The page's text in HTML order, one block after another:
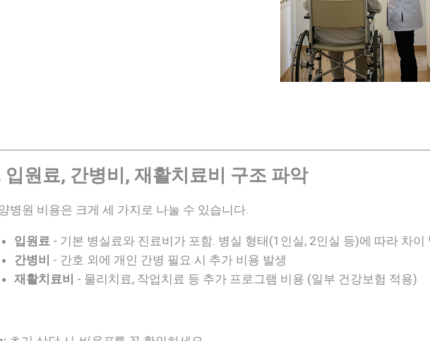
입원료, 간병비, 재활치료비 구조 파악
병원 비용은 크게 세 가지로 나눌 수 있습니다.
입원료 - 기본 병실료와 진료비가 포함. 병실 형태(1인실, 2인실 등)에 따라 차이
간병비 - 간호 외에 개인 간병 필요 시 추가 비용 발생
재활치료비 - 물리치료, 작업치료 등 추가 프로그램 비용 (일부 건강보험 적용)